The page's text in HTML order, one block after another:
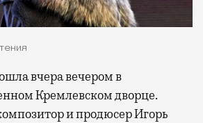
Кремлевском дворце.
и продюсер Игорь